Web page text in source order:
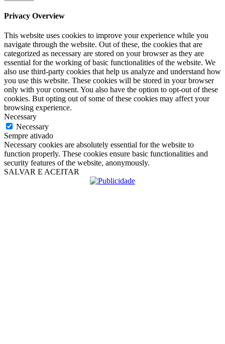
Privacy Overview
This website uses cookies to improve your experience while you
navigate through the website. Out of these, the cookies that are
categorized as necessary are stored on your browser as they are
essential for the working of basic functionalities of the website. We
also use third-party cookies that help us analyze and understand how
you use this website. These cookies will be stored in your browser
only with your consent. You also have the option to opt-out of these
cookies. But opting out of some of these cookies may affect your
browsing experience.
Necessary
Necessary
Sempre ativado
Necessary cookies are absolutely essential for the website to
function properly. These cookies ensure basic functionalities and
security features of the website, anonymously.
SALVAR E ACEITAR